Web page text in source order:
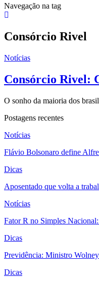
Navegação na tag
Consórcio Rivel
Notícias
Consórcio Rivel:
O sonho da maioria dos
Postagens recentes
Notícias
Flávio Bolsonaro define
Dicas
Aposentado que volta a
Notícias
Fator R no Simples
Dicas
Previdência: Ministro
Dicas